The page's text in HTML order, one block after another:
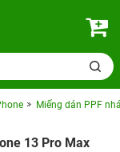
Miếng dán PPF
13 Pro Max